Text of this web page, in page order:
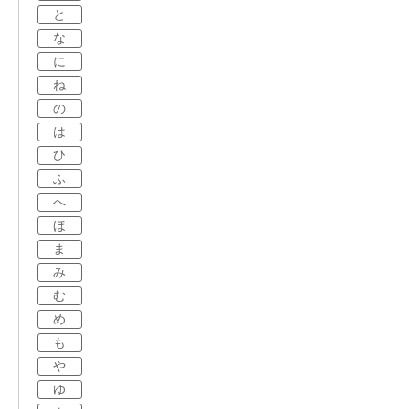
と
な
に
ね
の
は
ひ
ふ
へ
ほ
ま
み
む
め
も
や
ゆ